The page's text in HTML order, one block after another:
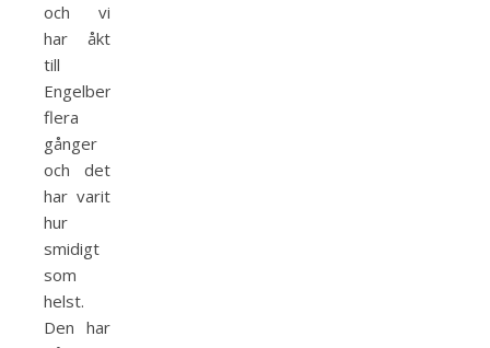
och vi
har åkt
till
Engelberg
flera
gånger
och det
har varit
hur
smidigt
som
helst.
Den har